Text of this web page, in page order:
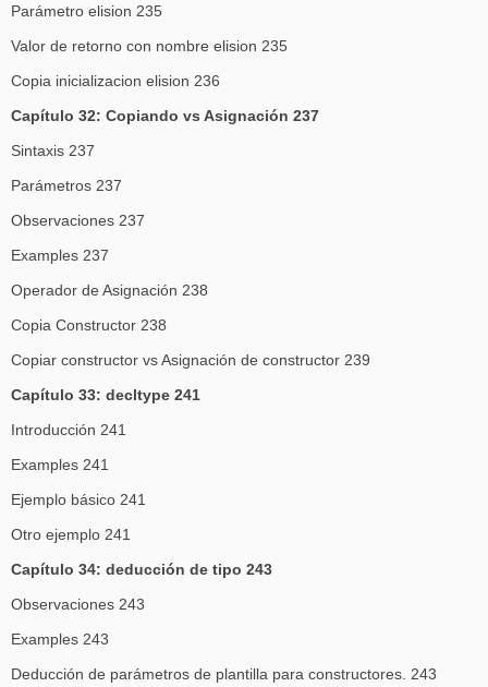
Parámetro elision 235
Valor de retorno con nombre elision 235
Copia inicializacion elision 236
Capítulo 32: Copiando vs Asignación 237
Sintaxis 237
Parámetros 237
Observaciones 237
Examples 237
Operador de Asignación 238
Copia Constructor 238
Copiar constructor vs Asignación de constructor 239
Capítulo 33: decltype 241
Introducción 241
Examples 241
Ejemplo básico 241
Otro ejemplo 241
Capítulo 34: deducción de tipo 243
Observaciones 243
Examples 243
Deducción de parámetros de plantilla para constructores. 243